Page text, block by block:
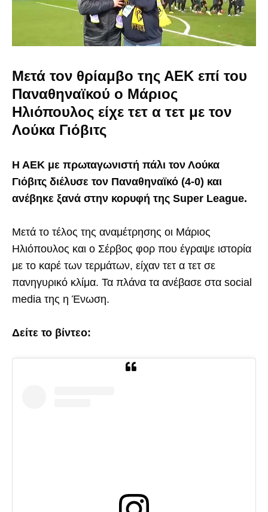
Μετά τον θρίαμβο της ΑΕΚ επί του
Παναθηναϊκού ο Μάριος
Ηλιόπουλος είχε τετ α τετ με τον
Λούκα Γιόβιτς
Η ΑΕΚ με πρωταγωνιστή πάλι τον Λούκα
Γιόβιτς διέλυσε τον Παναθηναϊκό (4-0) και
ανέβηκε ξανά στην κορυφή της Super League.
Μετά το τέλος της αναμέτρησης οι Μάριος
Ηλιόπουλος και ο Σέρβος φορ που έγραψε ιστορία
με το καρέ των τερμάτων, είχαν τετ α τετ σε
πανηγυρικό κλίμα. Τα πλάνα τα ανέβασε στα social
media της η Ένωση.
Δείτε το βίντεο: